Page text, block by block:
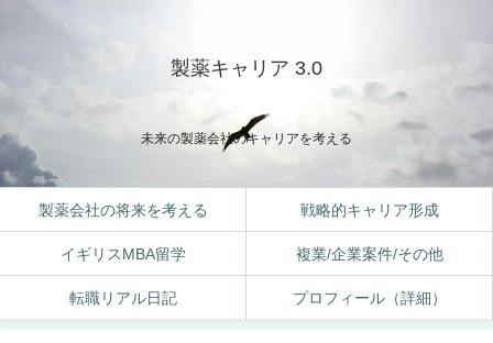
製薬キャリア 3.0
未来の製薬会社のキャリアを考える
製薬会社の将来を考える 戦略的キャリア形成
イギリスMBA留学 複業/企業案件/その他
転職リアル日記 プロフィール（詳細）